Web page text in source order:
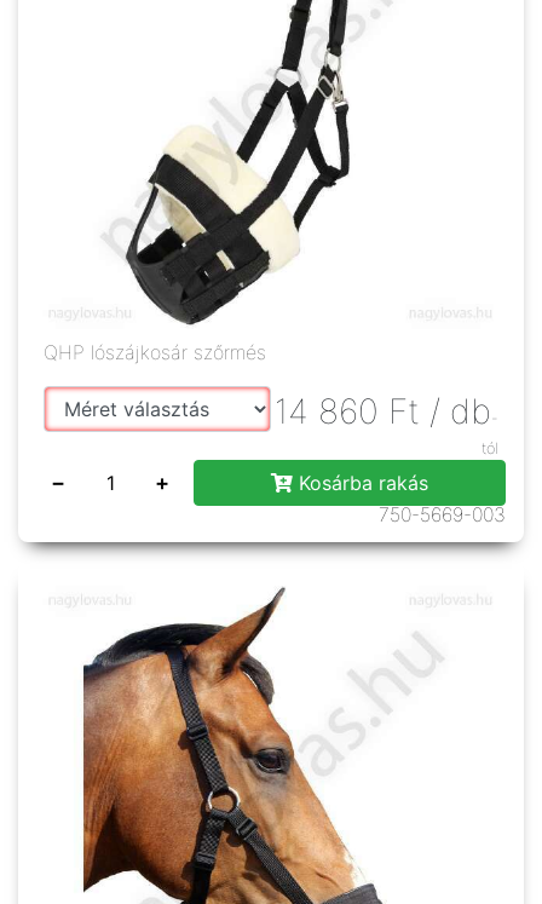
QHP lószájkosár szőrmés
14 860 Ft / db -
tól
− +
Kosárba rakás
750-5669-003